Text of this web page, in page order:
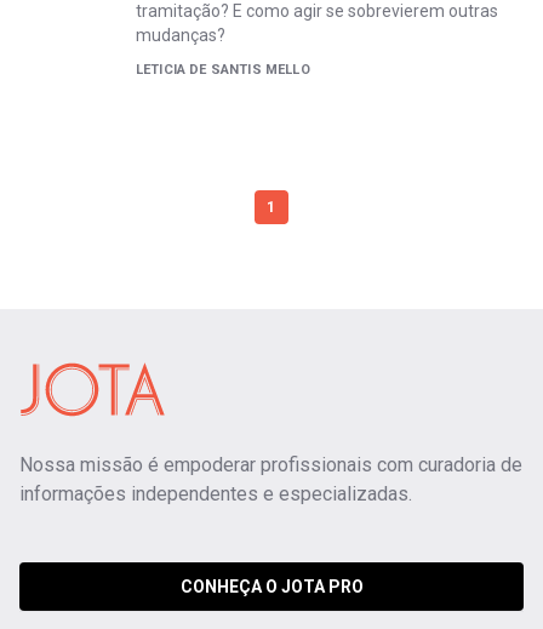
tramitação? E como agir se sobrevierem outras
mudanças?
LETICIA DE SANTIS MELLO
1
Nossa missão é empoderar profissionais com curadoria de
informações independentes e especializadas.
CONHEÇA O JOTA PRO